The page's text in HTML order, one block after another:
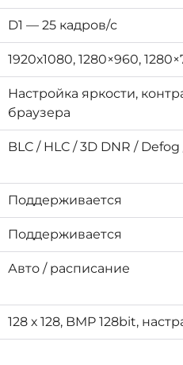
D1 — 25 кадров/с
1920х1080, 1280×960,
Настройка яркости,
браузера
BLC / HLC / 3D DNR / Defog
Поддерживается
Поддерживается
Авто / расписание
128 х 128, BMP 128bit,